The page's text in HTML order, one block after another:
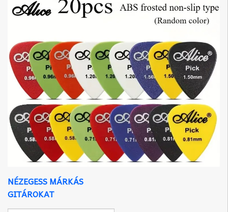
NÉZEGESS MÁRKÁS
GITÁROKAT